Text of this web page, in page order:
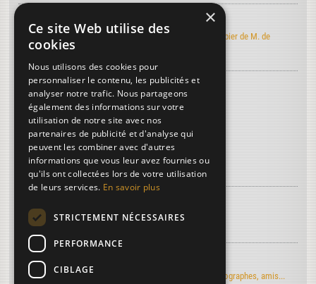
Art de faire le papier
Découvrez l'édition électronique de l'Art de faire le papier de M. de
Lalande
Découvrez le vocabulaire du papier...
Bourgogne
Algue marine
Plus de termes...
La troisième dimension
Regards d'artistes...
Le moulin du Verger vu par les artistes-peintres, photographes, amis...
×
Ce site Web utilise des
cookies
Nous utilisons des cookies pour
personnaliser le contenu, les publicités et
analyser notre trafic. Nous partageons
également des informations sur votre
utilisation de notre site avec nos
partenaires de publicité et d'analyse qui
peuvent les combiner avec d'autres
informations que vous leur avez fournies ou
qu'ils ont collectées lors de votre utilisation
de leurs services. En savoir plus
STRICTEMENT NÉCESSAIRES
PERFORMANCE
CIBLAGE